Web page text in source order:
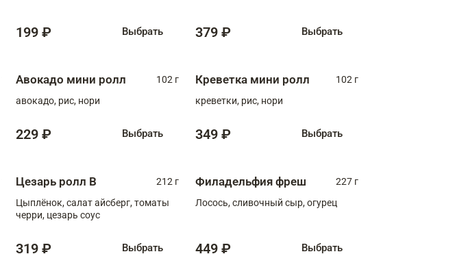
199 ₽ Выбрать 379 ₽ Выбрать
Авокадо мини ролл
102 г
авокадо, рис, нори
229 ₽ Выбрать
Креветка мини ролл
102 г
креветки, рис, нори
349 ₽ Выбрать
Цезарь ролл В
212 г
Цыплёнок, салат айсберг, томаты
черри, цезарь соус
319 ₽ Выбрать
Филадельфия фреш
227 г
Лосось, сливочный сыр, огурец
449 ₽ Выбрать